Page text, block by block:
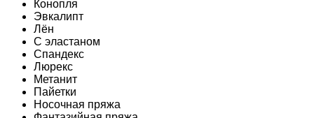
Конопля
Эвкалипт
Лён
C эластаном
Спандекс
Люрекс
Метанит
Пайетки
Носочная пряжа